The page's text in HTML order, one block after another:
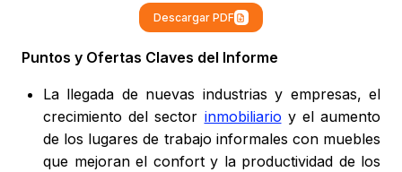
Descargar PDF
Puntos y Ofertas Claves del Informe
La llegada de nuevas industrias y empresas, el
crecimiento del sector inmobiliario y el aumento
de los lugares de trabajo informales con muebles
que mejoran el confort y la productividad de los